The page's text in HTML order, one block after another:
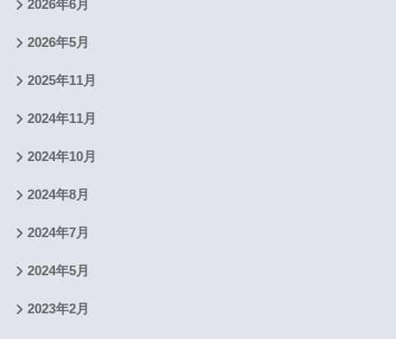
2026年6月
2026年5月
2025年11月
2024年11月
2024年10月
2024年8月
2024年7月
2024年5月
2023年2月